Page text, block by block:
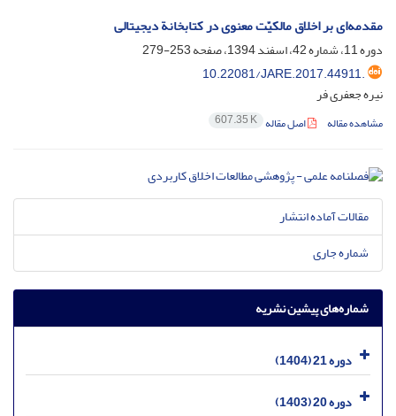
مقدمه‌ای بر اخلاق مالکیّت معنوی در کتابخانة دیجیتالی
دوره 11، شماره 42، اسفند 1394، صفحه
253-279
10.22081/JARE.2017.44911.
نیره جعفری فر
مشاهده مقاله اصل مقاله 607.35 K
مقالات آماده انتشار
شماره جاری
شماره‌های پیشین نشریه
دوره 21 (1404)
دوره 20 (1403)